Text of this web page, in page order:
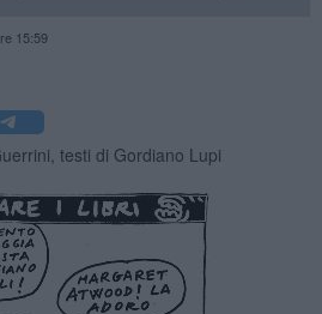
15:59
testi di Gordiano Lupi